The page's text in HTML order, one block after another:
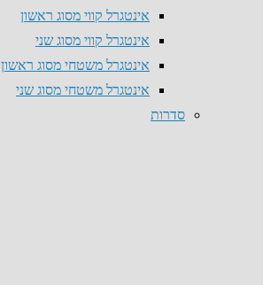
אינטגרל קווי מסוג ראשון
אינטגרל קווי מסוג שני
אינטגרל משטחי מסוג ראשון
אינטגרל משטחי מסוג שני
סדרות